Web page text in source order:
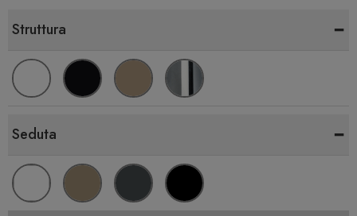
Struttura -
Seduta -